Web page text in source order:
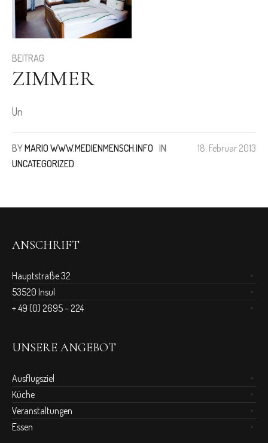
BEITRAG
ZIMMER
Un
18. Februar 2013
BYMARIO WWW.MEDIENMENSCH.INFO IN
UNCATEGORIZED
ANSCHRIFT
Hauptstraße 32
53520 Insul
+ 49 (0) 2695 – 224
UNSERE ANGEBOT
Ausflugsziel
Küche
Veranstaltungen
Essen